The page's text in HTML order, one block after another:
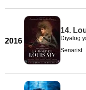
2016
14.
Diyalog
Senarist